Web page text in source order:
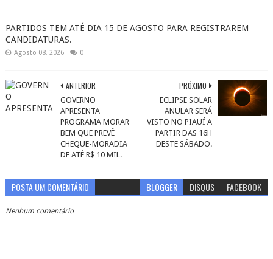
PARTIDOS TEM ATÉ DIA 15 DE AGOSTO PARA REGISTRAREM
CANDIDATURAS.
Agosto 08, 2026 0
PRÓXIMO
ECLIPSE SOLAR
ANULAR SERÁ
VISTO NO PIAUÍ A
PARTIR DAS 16H
DESTE SÁBADO.
ANTERIOR
GOVERNO
APRESENTA
PROGRAMA MORAR
BEM QUE PREVÊ
CHEQUE-MORADIA
DE ATÉ R$ 10 MIL.
POSTA UM COMENTÁRIO BLOGGER DISQUS FACEBOOK
Nenhum comentário